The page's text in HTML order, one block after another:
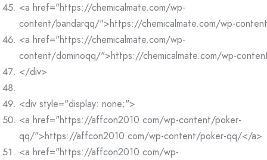
<a href="https://chemicalmate.com/wp-
content/bandarqq/">https://chemicalmate.com/wp-
<a href="https://chemicalmate.com/wp-
content/dominoqq/">https://chemicalmate.com/wp-
</div>
<div style="display: none;">
<a href="https://affcon2010.com/wp-content/poker-
qq/">https://affcon2010.com/wp-content/poker-qq/</a>
<a href="https://affcon2010.com/wp-